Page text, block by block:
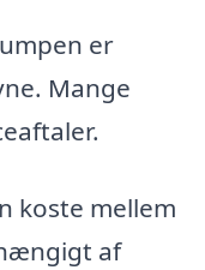
er
Mange
koste mellem
af